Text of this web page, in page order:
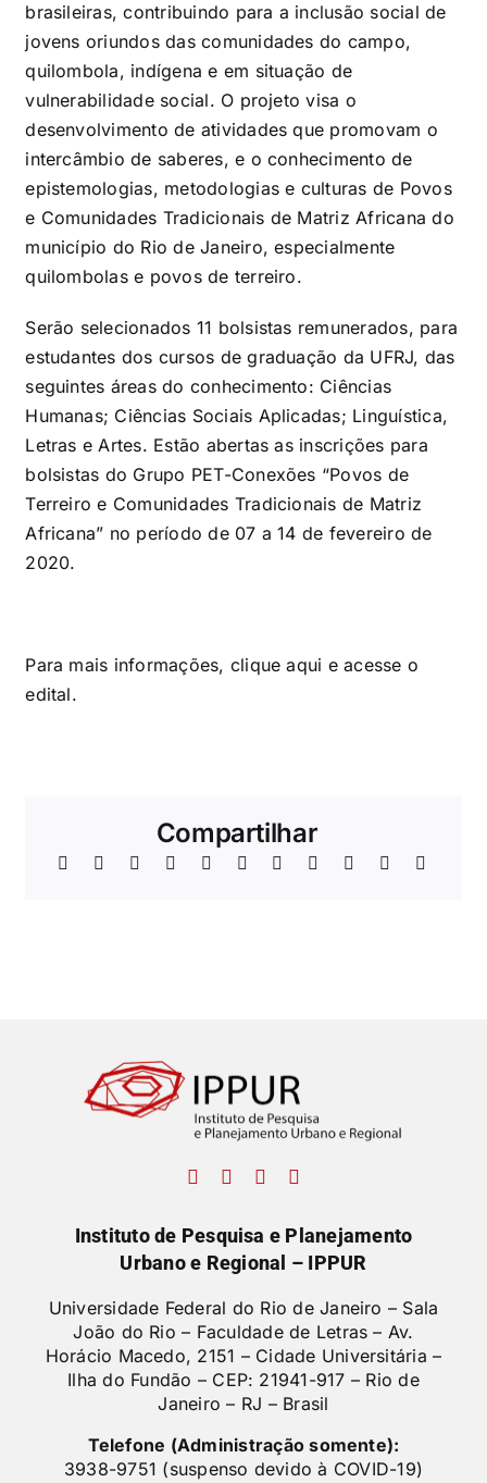
brasileiras, contribuindo para a inclusão social de
jovens oriundos das comunidades do campo,
quilombola, indígena e em situação de
vulnerabilidade social. O projeto visa o
desenvolvimento de atividades que promovam o
intercâmbio de saberes, e o conhecimento de
epistemologias, metodologias e culturas de Povos
e Comunidades Tradicionais de Matriz Africana do
município do Rio de Janeiro, especialmente
quilombolas e povos de terreiro.
Serão selecionados 11 bolsistas remunerados, para
estudantes dos cursos de graduação da UFRJ, das
seguintes áreas do conhecimento: Ciências
Humanas; Ciências Sociais Aplicadas; Linguística,
Letras e Artes. Estão abertas as inscrições para
bolsistas do Grupo PET-Conexões “Povos de
Terreiro e Comunidades Tradicionais de Matriz
Africana” no período de 07 a 14 de fevereiro de
2020.
Para mais informações, cliqueaqui e acesse o
edital.
Compartilhar
Instituto de Pesquisa e Planejamento
Urbano e Regional – IPPUR
Universidade Federal do Rio de Janeiro – Sala
João do Rio – Faculdade de Letras – Av.
Horácio Macedo, 2151 – Cidade Universitária –
Ilha do Fundão – CEP: 21941-917 – Rio de
Janeiro – RJ – Brasil
Telefone (Administração somente):
3938-9751 (suspenso devido à COVID-19)